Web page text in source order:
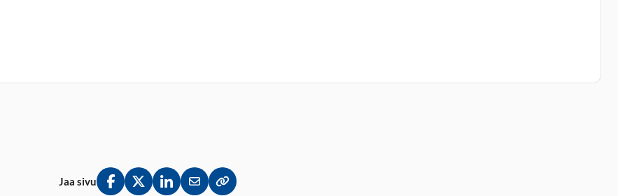
Jaa sivu
Jaa Facebookissa
Jaa Twitterissä
Jaa LinkedInissä
Jaa sähköpostitse
Kopioi linkki leikepöydälle